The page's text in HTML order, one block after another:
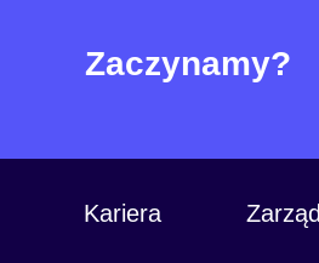
Zaczynamy?
Kariera Zarząd